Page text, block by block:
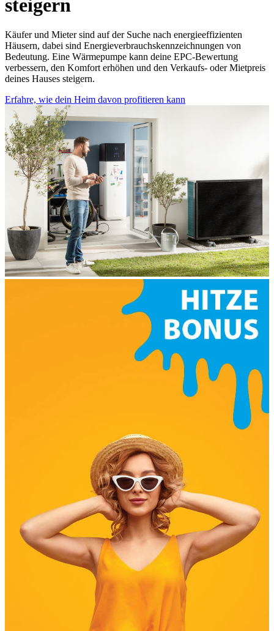
steigern
Käufer und Mieter sind auf der Suche nach energieeffizienten
Häusern, dabei sind Energieverbrauchskennzeichnungen von
Bedeutung. Eine Wärmepumpe kann deine EPC-Bewertung
verbessern, den Komfort erhöhen und den Verkaufs- oder Mietpreis
deines Hauses steigern.
Erfahre, wie dein Heim davon profitieren kann